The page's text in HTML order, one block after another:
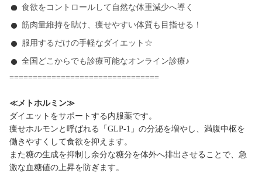
食欲をコントロールして自然な体重減少へ導く
筋肉量維持を助け、痩せやすい体質も目指せる！
服用するだけの手軽なダイエット☆
全国どこからでも診療可能なオンライン診療♪
================================
≪メトホルミン≫
ダイエットをサポートする内服薬です。
痩せホルモンと呼ばれる「GLP-1」の分泌を増やし、満腹中枢を
働きやすくして食欲を抑えます。
また糖の生成を抑制し余分な糖分を体外へ排出させることで、急
激な血糖値の上昇を防ぎます。